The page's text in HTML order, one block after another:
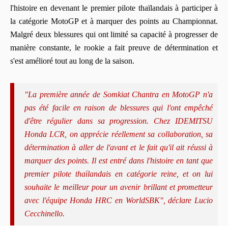
l'histoire en devenant le premier pilote thaïlandais à participer à
la catégorie MotoGP et à marquer des points au Championnat.
Malgré deux blessures qui ont limité sa capacité à progresser de
manière constante, le rookie a fait preuve de détermination et
s'est amélioré tout au long de la saison.
"La première année de Somkiat Chantra en MotoGP n'a
pas été facile en raison de blessures qui l'ont empêché
d'être régulier dans sa progression. Chez IDEMITSU
Honda LCR, on apprécie réellement sa collaboration, sa
détermination à aller de l'avant et le fait qu'il ait réussi à
marquer des points. Il est entré dans l'histoire en tant que
premier pilote thaïlandais en catégorie reine, et on lui
souhaite le meilleur pour un avenir brillant et prometteur
avec l'équipe Honda HRC en WorldSBK", déclare Lucio
Cecchinello.